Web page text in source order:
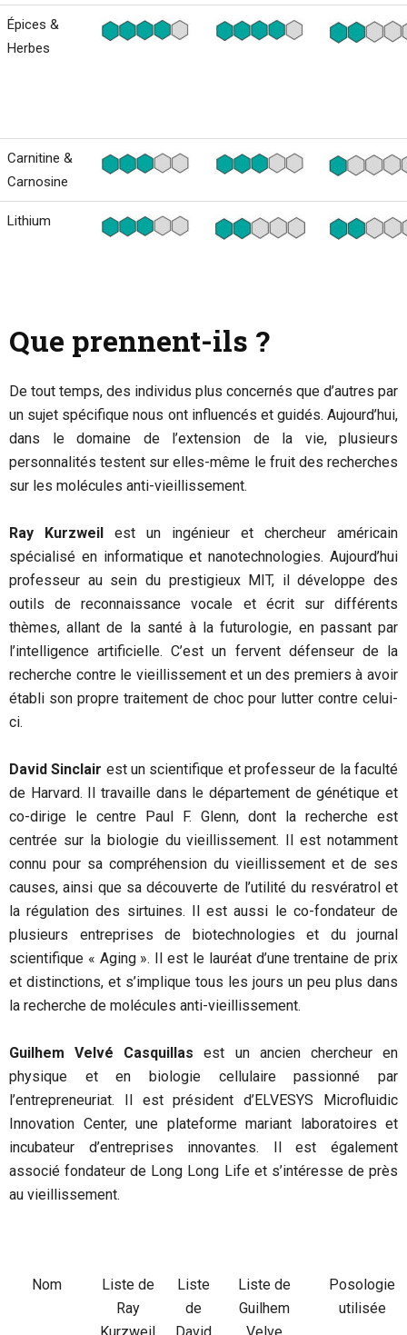
Épices &
Herbes
Carnitine &
Carnosine
Lithium
Que prennent-ils ?
De tout temps, des individus plus concernés que d’autres par
un sujet spécifique nous ont influencés et guidés. Aujourd’hui,
dans le domaine de l’extension de la vie, plusieurs
personnalités testent sur elles-même le fruit des recherches
sur les molécules anti-vieillissement.
Ray Kurzweil est un ingénieur et chercheur américain
spécialisé en informatique et nanotechnologies. Aujourd’hui
professeur au sein du prestigieux MIT, il développe des
outils de reconnaissance vocale et écrit sur différents
thèmes, allant de la santé à la futurologie, en passant par
l’intelligence artificielle. C’est un fervent défenseur de la
recherche contre le vieillissement et un des premiers à avoir
établi son propre traitement de choc pour lutter contre celui-
ci.
David Sinclair est un scientifique et professeur de la faculté
de Harvard. Il travaille dans le département de génétique et
co-dirige le centre Paul F. Glenn, dont la recherche est
centrée sur la biologie du vieillissement. Il est notamment
connu pour sa compréhension du vieillissement et de ses
causes, ainsi que sa découverte de l’utilité du resvératrol et
la régulation des sirtuines. Il est aussi le co-fondateur de
plusieurs entreprises de biotechnologies et du journal
scientifique « Aging ». Il est le lauréat d’une trentaine de prix
et distinctions, et s’implique tous les jours un peu plus dans
la recherche de molécules anti-vieillissement.
Guilhem Velvé Casquillasest un ancien chercheur en
physique et en biologie cellulaire passionné par
l’entrepreneuriat. Il est président d’ELVESYS Microfluidic
Innovation Center, une plateforme mariant laboratoires et
incubateur d’entreprises innovantes. Il est également
associé fondateur de Long Long Life et s’intéresse de près
au vieillissement.
Nom
Liste de
Ray
Liste
de
Liste de
Guilhem
Posologie
utilisée